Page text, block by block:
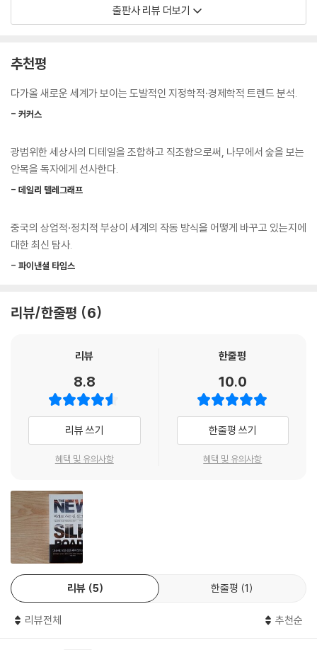
어 여배우 자오웨이(趙薇)나 재벌 마윈(馬雲) 같은 유명 인사들이 사들
이름까지 바꿨다. 메독의 샤토세니약은 샤토앙틸로프티베텐(Chateau A
생피에르는 샤토라팽도르(Chateau Lapin d’Or, ‘금빛 토끼’)가 됐으며,
샤토클로벨에르는 샤토그랑앙틸로프(Chateau Grande Antilope, ‘큰
이는 수백 년 동안 경의와 명성을 얻었던 자랑스러운 이름들이 사라졌다고
생각하는 순수파에게는 거슬리겠지만, 동방의 부상은 우리 주변 세계의 일
상적인 요소로 생각됐던 것을 변화시키는 별도의 효과를 지니고 있다.
동남아시아와 북유럽을 연결하는 새로운 남북수송회랑(INSTC) 개발 역
시 진전을 보이고 있고, 아제르바이잔, 러시아, 이란의 정부기관들이 서로
긴밀하게 협력하며 일하고 있다. 러시아 외교부 장관 세르게이 라브로프는
정적인 측면과, 우리 세관 및 영사 업무 사이의 관계를 고려하게 될 것입니
이 회랑에 인도의 상품 및 서비스도 참여할 수 있도록 확대하는 문제에 대
이 회랑의 중요성은 분명하다. 일부 추산은 새로운 철도 노선에 대한 투자
가 이루어진다면 인도의 유라시아 국가들과의 무역은 연간 300억 달러 수
준에서 여섯 배 가까이 급증할 것이라고 내다보고 있기 때문이다. 또 다른
분석은 이 지역의 무역 증가에 따라 이란이 챙기는 통행료 수입만 해도 20
억 달러에 이를 것이라고 예측했다. 일부 관계자들은 이 나라가 톤당 50달
전망이라 하더라도, 그것은 기반시설과 운송 및 통신의 연계가 개선될 경
우 가져다줄 결과에 대한 기대를 드러내고 있다.
--- 「2. 세계의 중심부로 가는 길」중에서
한 평론가의 말을 빌리자면, 일대일로의 전개를 평가하는 것은 “예술 반,
과학 반”이다. “그것은 느슨하게 규정되고 계속해서 확장되는 움직이는 목
표물 같은 것”이기 때문이다. 확장의 한계는 더 이상 “지리나 심지어 중력
권과 사이버 공간, 심지어 외계로까지 확장됐다. 일대일로는 모든 것을 아
채찍을 사용해 세계를 자기에게 유리하도록 재편하고자 하고 있다. 하지만
방식으로 개입하고 간섭했었고, 다른 나라들의 성장과 전망을 제한하는 장
애물과 규제를 설치했다. 다만 서방이 자신의 모습대로 세계를 만들던 시
방 국가들로의 세계 GDP의 이동은 그 규모와 속도 모두에서 숨이 막힐 정
도다. 일부 추산에 따르면, 유가의 급등 덕분에 서아시아 (그리고 북아프리
카) 국가들은 2018~2019년에 이전 12개월보다 2100억 달러 이상을 더
력하고 경우에 따라서는 경쟁할 것인가 하는 문제로 이어졌다. 이런 상황
에서 서방과 달리 중국 정부는 호혜를 이야기하고, 협력 증진을 강조하고,
을 이야기한다. 2013년 처음 발표한 ‘일대일로(一帶一路) 구상’ 이후 그
로의 성공 여부보다 우리에게 중요한 것은, 이제 서구 중심의 세계질서 패
『미래로 가는 길, 실크로드』는 밀리언셀러 『실크로드 세계사』의 저자 피터
프랭코판의 후속작으로, 오늘날의 세계를 가장 주목받는 젊은 역사가의 통
찰로 들여다보는 책이다. 전작의 원제 “The Silk Roads”에 이은 “The N
ew Silk Roads”라는 이번 책의 원제가 의미심장하다.
세계질서 패러다임의 대전환기, 우리는 어떻게 대응해야 하는가?
변화의 시작과 핵심은 ‘실크로드’에 있다
우리는 그 규모나 성격상 획기적인 변화와 전환의 시대를 살고 있다. 콜럼
버스와 곧 그를 뒤따랐던 사람들이 대서양을 횡단하고 거의 동시에 바스쿠
다가마가 아프리카 남단을 돌아 유럽과 인도양, 남아시아와 그 너머에 이
르는 새로운 해상 무역로를 열었던 1500년 전후의 수십 년 동안 일어났던
일과 비슷하다. 불과 500년 전에 있었던 이 두 원정은 세계의 경제적·정치
적 무게중심을 극적으로 이동시키는 초석을 깔았다. 서유럽이 역사상 처음
으로 세계 교역로의 중심에 자리 잡게 된 것이다.
출판사 리뷰 더보기
추천평
다가올 새로운 세계가 보이는 도발적인 지정학적·경제학적 트렌드 분석.
- 커커스
광범위한 세상사의 디테일을 조합하고 직조함으로써, 나무에서 숲을 보는
안목을 독자에게 선사한다.
- 데일리 텔레그래프
중국의 상업적·정치적 부상이 세계의 작동 방식을 어떻게 바꾸고 있는지에
대한 최신 탐사.
- 파이낸셜 타임스
리뷰/한줄평 6
리뷰
8.8
리뷰 쓰기
혜택 및 유의사항
한줄평
10.0
한줄평 쓰기
혜택 및 유의사항
리뷰 5 한줄평 1
리뷰전체 추천순